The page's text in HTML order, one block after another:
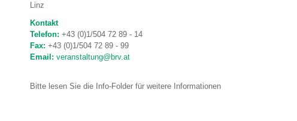
Linz
Kontakt
Telefon: +43 (0)1/504 72 89 - 14
Fax: +43 (0)1/504 72 89 - 99
Email: veranstaltung@brv.at
Bitte lesen Sie die Info-Folder für weitere Informationen